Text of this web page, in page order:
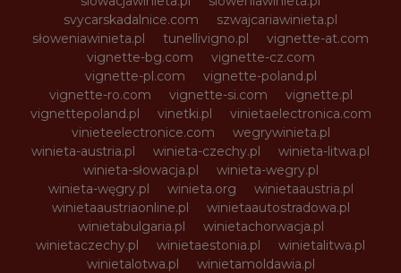
svycarskadalnice.com
szwajcariawinieta.pl
słoweniawinieta.pl
tunellivigno.pl
vignette-at.com
vignette-bg.com
vignette-cz.com
vignette-pl.com
vignette-poland.pl
vignette-ro.com
vignette-si.com
vignette.pl
vignettepoland.pl
vinetki.pl
vinietaelectronica.com
vinieteelectronice.com
wegrywinieta.pl
winieta-austria.pl
winieta-czechy.pl
winieta-litwa.pl
winieta-słowacja.pl
winieta-wegry.pl
winieta-węgry.pl
winieta.org
winietaaustria.pl
winietaaustriaonline.pl
winietaautostradowa.pl
winietabulgaria.pl
winietachorwacja.pl
winietaczechy.pl
winietaestonia.pl
winietalitwa.pl
winietalotwa.pl
winietamoldawia.pl